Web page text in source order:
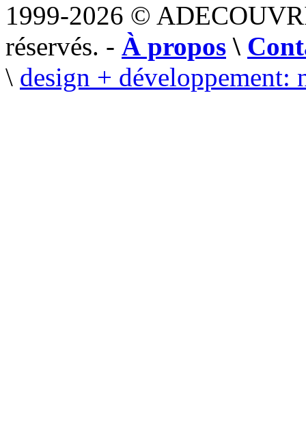
1999-2026 ©
réservés. - À propos \
\ design + développement: